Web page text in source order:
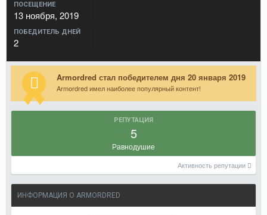
ПОСЕЩЕНИЕ
13 ноября, 2019
ПОБЕДИТЕЛЬ ДНЕЙ
2
Armordred стал победителем дня 20 января 2019
Armordred имел наиболее популярный контент!
РЕПУТАЦИЯ
5
Равнодушие
Активность репутации
ИНФОРМАЦИЯ О ARMORDRED